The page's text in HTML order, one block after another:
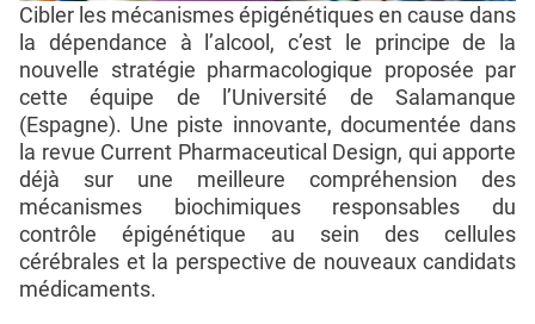
Cibler les mécanismes épigénétiques en cause dans
la dépendance à l’alcool, c’est le principe de la
nouvelle stratégie pharmacologique proposée par
cette équipe de l’Université de Salamanque
(Espagne). Une piste innovante, documentée dans
la revue Current Pharmaceutical Design, qui apporte
déjà sur une meilleure compréhension des
mécanismes biochimiques responsables du
contrôle épigénétique au sein des cellules
cérébrales et la perspective de nouveaux candidats
médicaments.